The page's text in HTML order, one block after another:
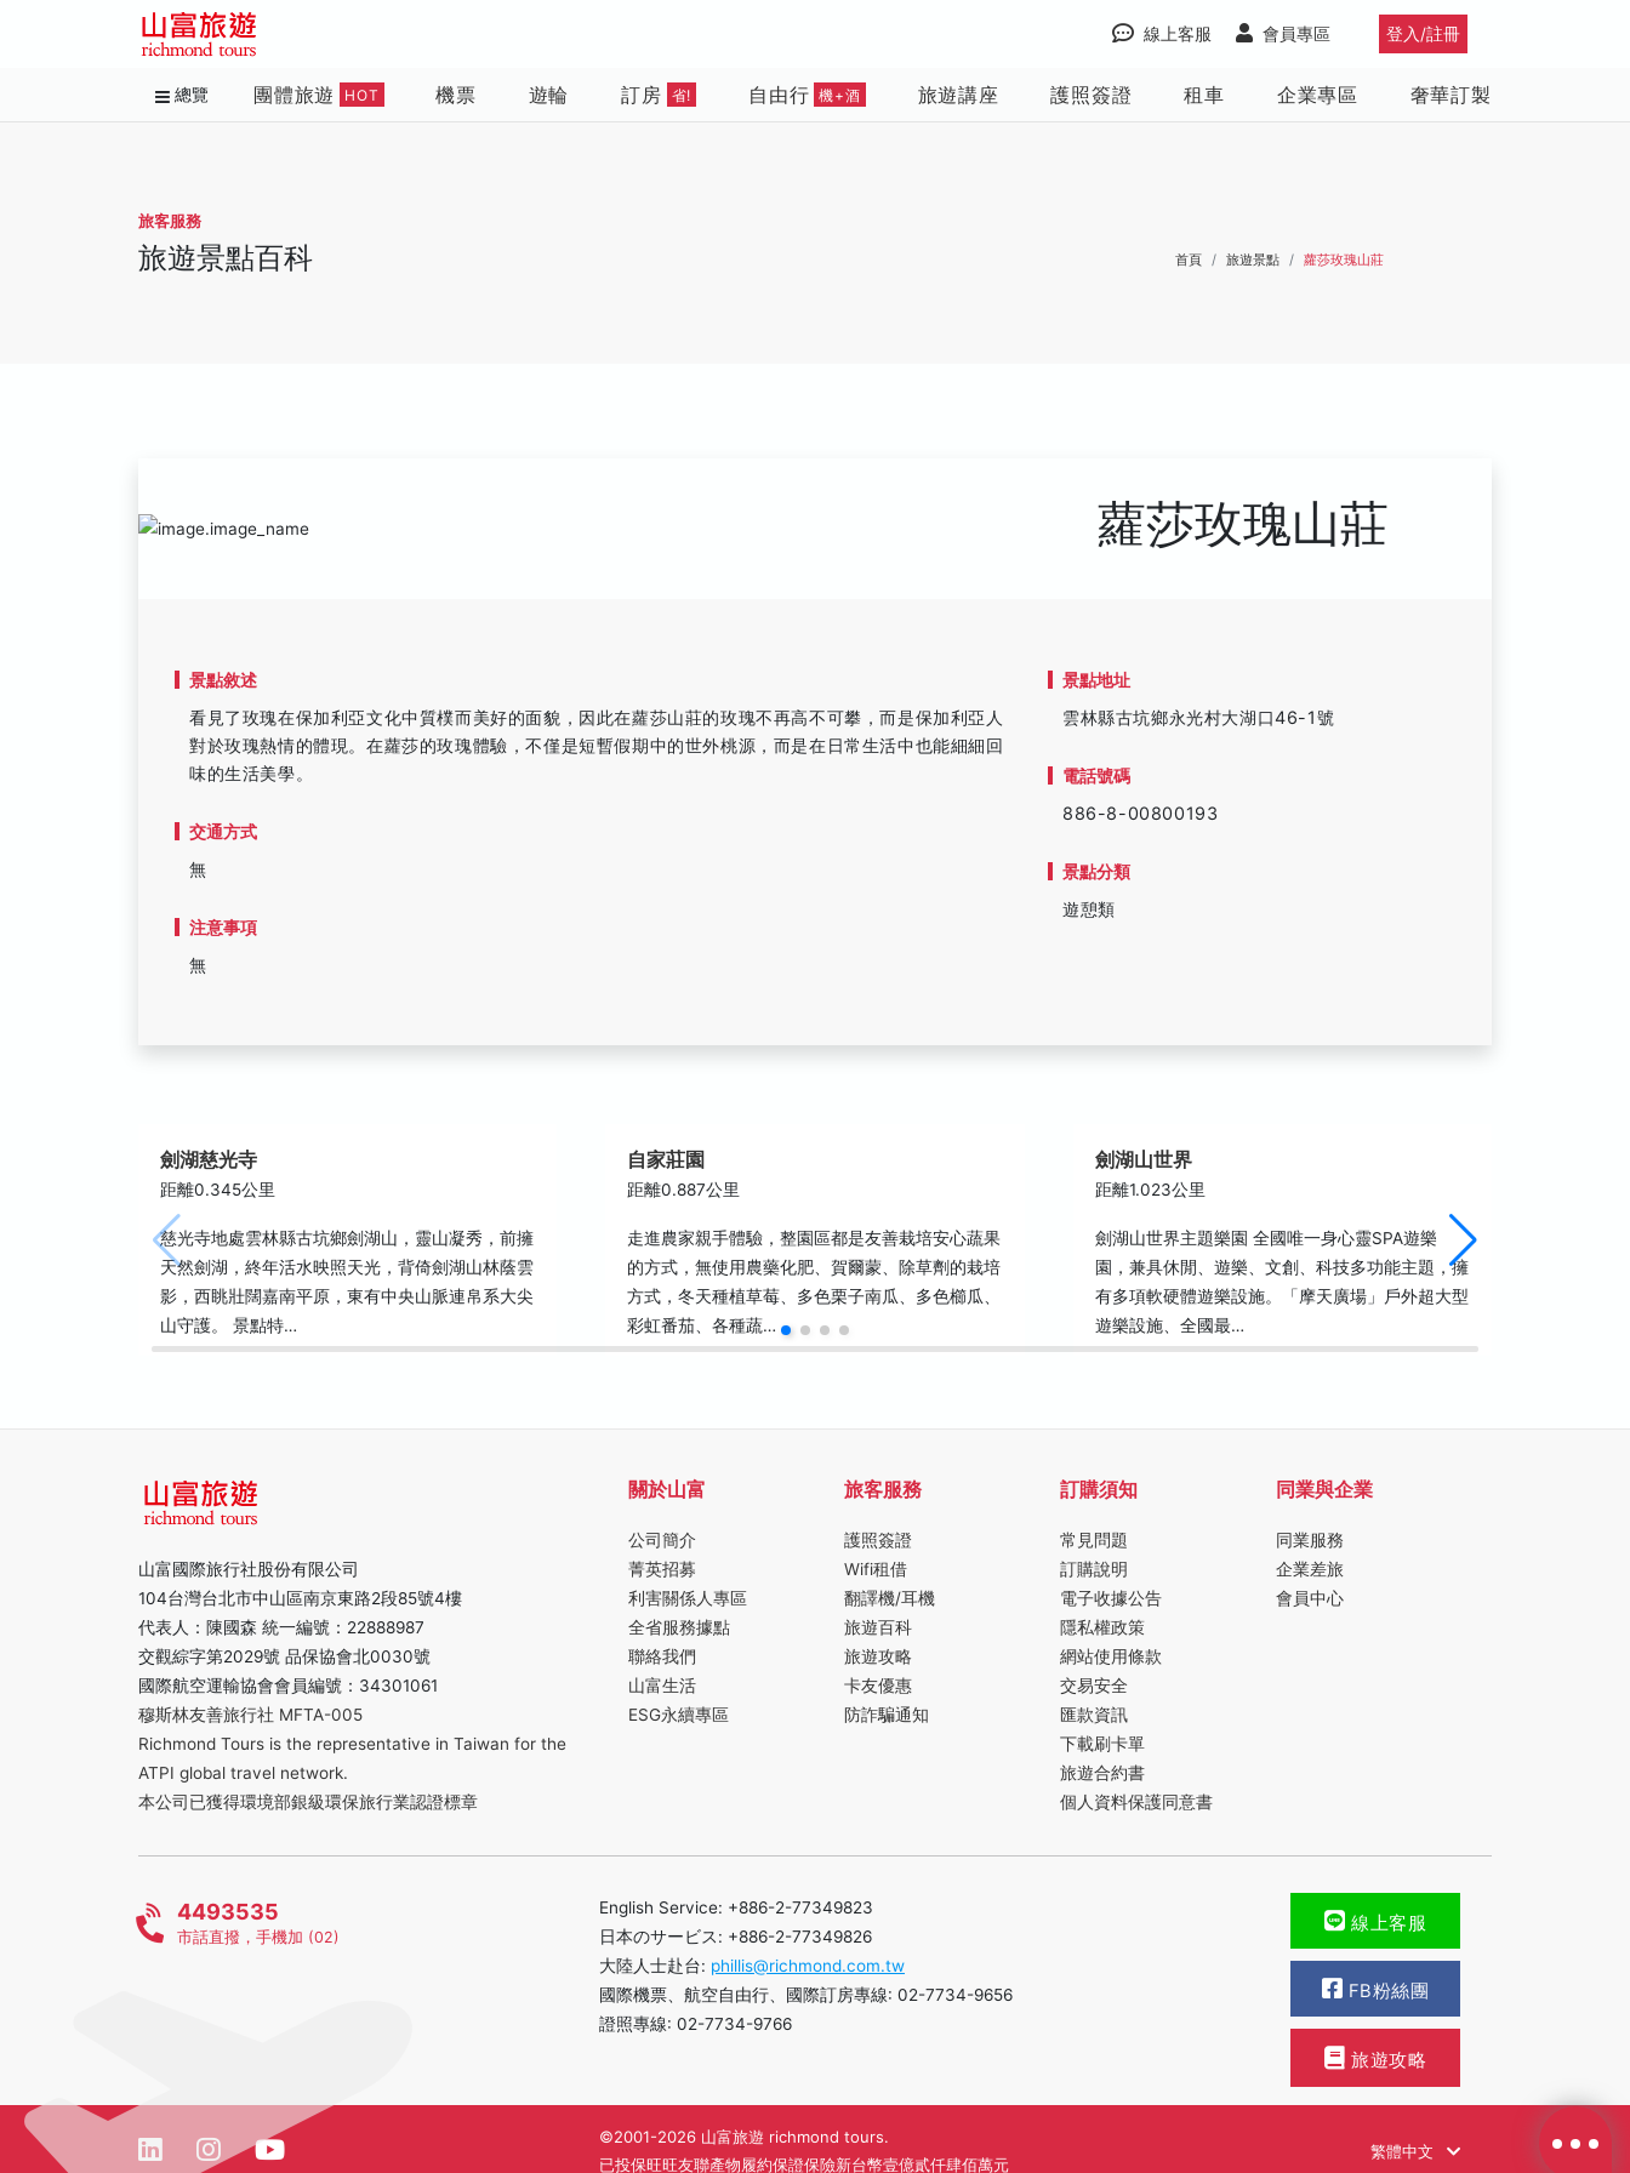
登入/註冊
會員專區
線上客服
總覽 團體旅遊 HOT 機票 遊輪 訂房 省! 自由行 機+酒 旅遊講座 護照簽證 租車 企業專區 奢華訂製
旅客服務
旅遊景點百科 首頁 旅遊景點 蘿莎玫瑰山莊
蘿莎玫瑰山莊
景點敘述
看見了玫瑰在保加利亞文化中質樸而美好的面貌，因此在蘿莎山莊的玫瑰不再高不可攀，而是保加利亞人
對於玫瑰熱情的體現。在蘿莎的玫瑰體驗，不僅是短暫假期中的世外桃源，而是在日常生活中也能細細回
味的生活美學。
交通方式
無
注意事項
無
景點地址
雲林縣古坑鄉永光村大湖口46-1號
電話號碼
886-8-00800193
景點分類
遊憩類
劍湖慈光寺
距離0.345公里
慈光寺地處雲林縣古坑鄉劍湖山，靈山凝秀，前擁
天然劍湖，終年活水映照天光，背倚劍湖山林蔭雲
影，西眺壯闊嘉南平原，東有中央山脈連帛系大尖
山守護。 景點特…
自家莊園
距離0.887公里
走進農家親手體驗，整園區都是友善栽培安心蔬果
的方式，無使用農藥化肥、賀爾蒙、除草劑的栽培
方式，冬天種植草莓、多色栗子南瓜、多色櫛瓜、
彩虹番茄、各種蔬…
劍湖山世界
距離1.023公里
劍湖山世界主題樂園 全國唯一身心靈SPA遊樂
園，兼具休閒、遊樂、文創、科技多功能主題，擁
有多項軟硬體遊樂設施。「摩天廣場」戶外超大型
遊樂設施、全國最…
山富國際旅行社股份有限公司
104台灣台北市中山區南京東路2段85號4樓
代表人：陳國森 統一編號：22888987
交觀綜字第2029號 品保協會北0030號
國際航空運輸協會會員編號：34301061
穆斯林友善旅行社 MFTA-005
Richmond Tours is the representative in Taiwan for the
ATPI global travel network.
本公司已獲得環境部銀級環保旅行業認證標章
關於山富
公司簡介
菁英招募
利害關係人專區
全省服務據點
聯絡我們
山富生活
ESG永續專區
旅客服務
護照簽證
Wifi租借
翻譯機/耳機
旅遊百科
旅遊攻略
卡友優惠
防詐騙通知
訂購須知
常見問題
訂購說明
電子收據公告
隱私權政策
網站使用條款
交易安全
匯款資訊
下載刷卡單
旅遊合約書
個人資料保護同意書
同業與企業
同業服務
企業差旅
會員中心
4493535
市話直撥，手機加 (02)
English Service: +886-2-77349823
日本のサービス: +886-2-77349826
大陸人士赴台: phillis@richmond.com.tw
國際機票、航空自由行、國際訂房專線: 02-7734-9656
證照專線: 02-7734-9766
線上客服
FB粉絲團
旅遊攻略
©2001-2026 山富旅遊 richmond tours.
已投保旺旺友聯產物履約保證保險新台幣壹億貳仟肆佰萬元
繁體中文